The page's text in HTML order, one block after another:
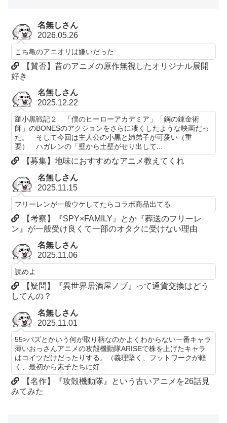
名無しさん
2026.05.26
こち亀のアニオリは嫌いだった
【賛否】昔のアニメの原作無視したオリジナル展開
好き
名無しさん
2025.12.22
羅小黒戦記２ 「僕のヒーローアカデミア」「鋼の錬金術
師」のBONESのアクションをさらに凄くしたような映画だっ
た。 そして今回は主人公の小黒と姉弟子が可愛い（重
要） ハガレンの「壁から土壁がせり出して...
【募集】地味におすすめなアニメ教えてくれ
名無しさん
2025.11.15
フリーレンが一般ウケしてたらコラボ商品出てる
【考察】『SPY×FAMILY』とか『葬送のフリーレ
ン』が一般受け良くて一部のオタクに受けない理由
名無しさん
2025.11.06
読めよ
【疑問】『異世界居酒屋ノブ』って通貨交換はどう
してんの？
名無しさん
2025.11.01
55>パズとかいう何が取り柄なのかよくわからない一番キャラ
薄いおっさんアニメの攻殻機動隊ARISEで株を上げたキャラ
はコイツだけだったりする。（義理堅く、フットワークが軽
く、最初から素子たちに好...
【名作】『攻殻機動隊』という古いアニメを26話見
みてみた